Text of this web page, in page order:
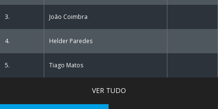
3. João Coimbra
4. Helder Paredes
5. Tiago Matos
VER TUDO